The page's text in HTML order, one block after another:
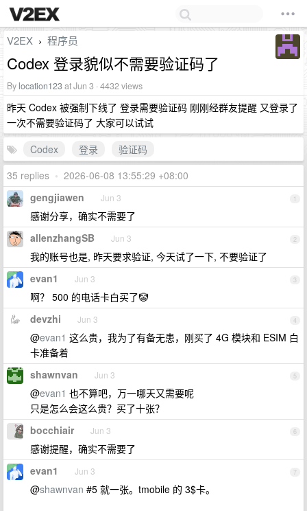
V2EX › 程序员
Codex 登录貌似不需要验证码了
By location123at Jun 3 · 4432 views
昨天 Codex 被强制下线了 登录需要验证码 刚刚经群友提醒 又登录了
一次不需要验证码了 大家可以试试
Codex
登录
验证码
35 replies • 2026-06-08 13:55:29 +08:00
1
gengjiawen Jun 3
感谢分享，确实不需要了
2
allenzhangSB Jun 3
我的账号也是, 昨天要求验证, 今天试了一下, 不要验证了
3
evan1 Jun 3
啊？ 500 的电话卡白买了🤡
4
devzhi Jun 3
@evan1 这么贵，我为了有备无患，刚买了 4G 模块和 ESIM 白
卡准备着
5
shawnvan Jun 3
@evan1 也不算吧，万一哪天又需要呢
只是怎么会这么贵？买了十张？
6
bocchiair Jun 3
感谢提醒，确实不需要了
7
evan1 Jun 3
@shawnvan #5 就一张。tmobile 的 3$卡。